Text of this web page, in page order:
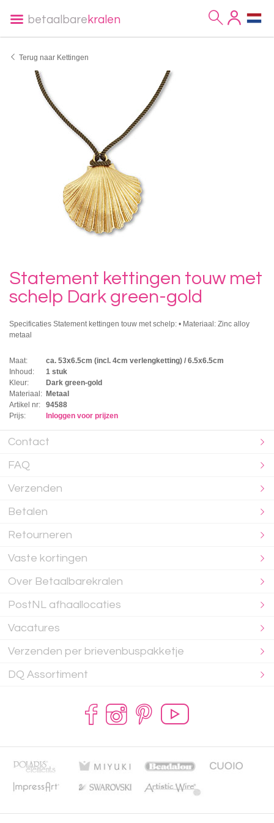
betaalbare kralen
Terug naar Kettingen
Statement kettingen touw met
schelp Dark green-gold
Specificaties Statement kettingen touw met schelp: • Materiaal: Zinc alloy
metaal
Maat:
ca. 53x6.5cm (incl. 4cm verlengketting) / 6.5x6.5cm
Inhoud:
1 stuk
Kleur:
Dark green-gold
Materiaal: Metaal
Artikel nr:
94588
Prijs:
Inloggen voor prijzen
Contact
FAQ
Verzenden
Betalen
Retourneren
Vaste kortingen
Over Betaalbarekralen
PostNL afhaallocaties
Vacatures
Verzenden per brievenbuspakketje
DQ Assortiment